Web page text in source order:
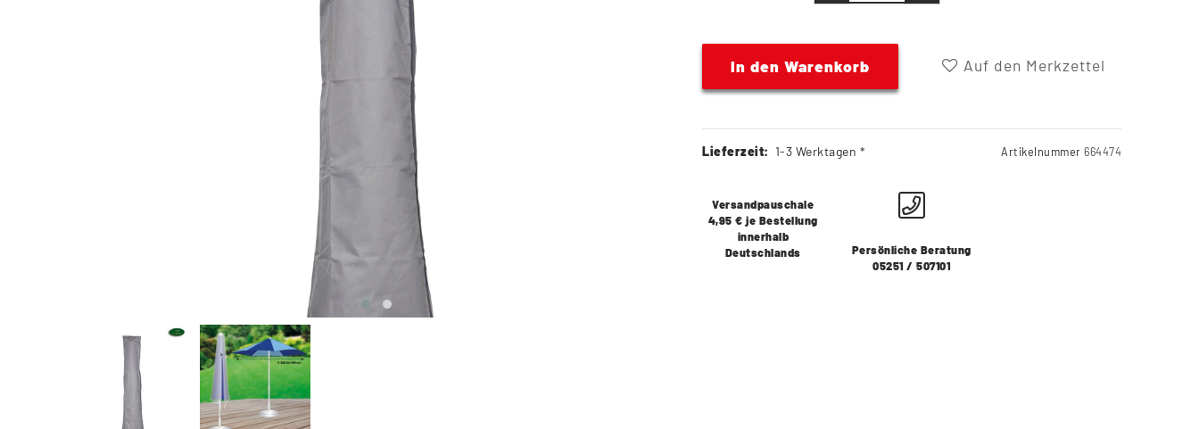
In den Warenkorb Auf den Merkzettel
Lieferzeit: 1-3 Werktagen * Artikelnummer 664474
Versandpauschale
4,95 € je Bestellung
innerhalb
Deutschlands
Persönliche Beratung
05251 / 507101